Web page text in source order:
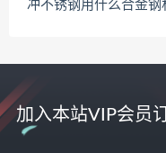
冲不锈钢用什么合金钢
加入本站VIP会员